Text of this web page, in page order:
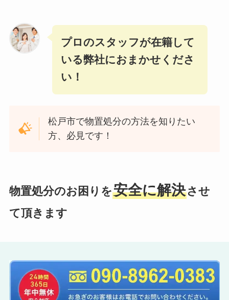
プロのスタッフが在籍して
いる弊社におまかせくださ
い！
松戸市で物置処分の方法を知りたい
方、必見です！
物置処分のお困りを安全に解決させ
て頂きます